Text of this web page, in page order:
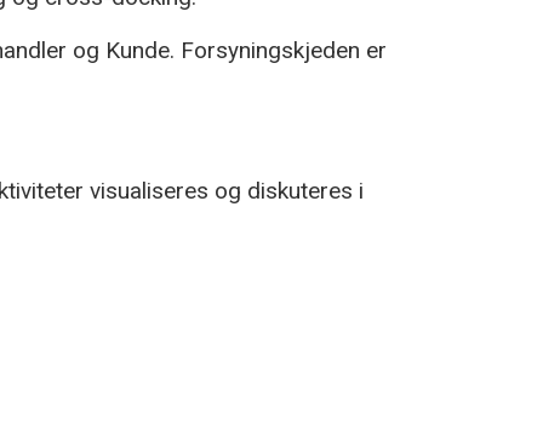
og Kunde. Forsyningskjeden er
visualiseres og diskuteres i